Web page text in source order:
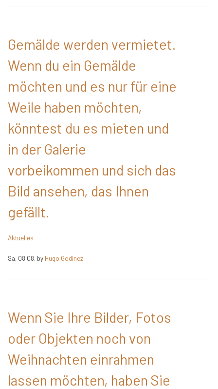
Gemälde werden vermietet.
Wenn du ein Gemälde
möchten und es nur für eine
Weile haben möchten,
könntest du es mieten und
in der Galerie
vorbeikommen und sich das
Bild ansehen, das Ihnen
gefällt.
Aktuelles
Sa. 08.08. by Hugo Godinez
Wenn Sie Ihre Bilder, Fotos
oder Objekten noch von
Weihnachten einrahmen
lassen möchten, haben Sie